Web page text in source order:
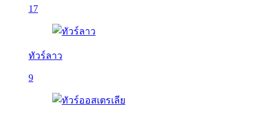
17
ทัวร์ลาว
9